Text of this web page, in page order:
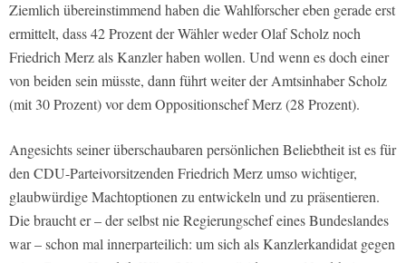
Ziemlich übereinstimmend haben die Wahlforscher eben gerade erst
ermittelt, dass 42 Prozent der Wähler weder Olaf Scholz noch
Friedrich Merz als Kanzler haben wollen. Und wenn es doch einer
von beiden sein müsste, dann führt weiter der Amtsinhaber Scholz
(mit 30 Prozent) vor dem Oppositionschef Merz (28 Prozent).
Angesichts seiner überschaubaren persönlichen Beliebtheit ist es für
den CDU-Parteivorsitzenden Friedrich Merz umso wichtiger,
glaubwürdige Machtoptionen zu entwickeln und zu präsentieren.
Die braucht er – der selbst nie Regierungschef eines Bundeslandes
war – schon mal innerparteilich: um sich als Kanzlerkandidat gegen